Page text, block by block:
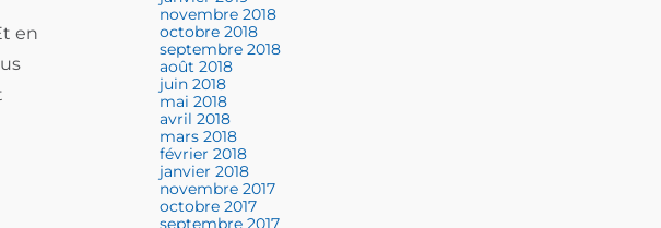
en
novembre 2018
octobre 2018
septembre 2018
août 2018
juin 2018
mai 2018
avril 2018
mars 2018
février 2018
janvier 2018
novembre 2017
octobre 2017
septembre 2017